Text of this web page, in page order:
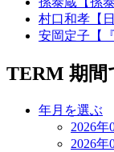
村口和孝【
安岡定子【
TERM 期間
年月を選ぶ
2026年
2026年